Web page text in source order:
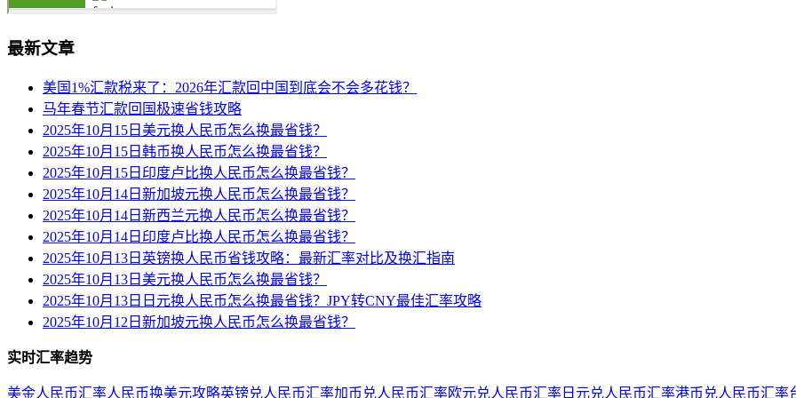
最新文章
美国1%汇款税来了：2026年汇款回中国到底会不会多花钱？
马年春节汇款回国极速省钱攻略
2025年10月15日美元换人民币怎么换最省钱？
2025年10月15日韩币换人民币怎么换最省钱？
2025年10月15日印度卢比换人民币怎么换最省钱？
2025年10月14日新加坡元换人民币怎么换最省钱？
2025年10月14日新西兰元换人民币怎么换最省钱？
2025年10月14日印度卢比换人民币怎么换最省钱？
2025年10月13日英镑换人民币省钱攻略：最新汇率对比及换汇指南
2025年10月13日美元换人民币怎么换最省钱？
2025年10月13日日元换人民币怎么换最省钱？JPY转CNY最佳汇率攻略
2025年10月12日新加坡元换人民币怎么换最省钱？
实时汇率趋势
美金人民币汇率人民币换美元攻略英镑兑人民币汇率加币兑人民币汇率欧元兑人民币汇率 日元兑人民币汇率港币兑人民币汇率